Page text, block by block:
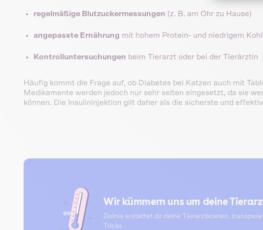
regelmäßige Blutzuckermessungen (z. B. am Ohr zu Hause)
angepasste Ernährung mit hohem Protein- und niedrigem
Kontrolluntersuchungen beim Tierarzt oder bei der Tierärztin
Häufig kommt die Frage auf, ob Diabetes bei Katzen auch mit
Medikamente werden jedoch nur sehr selten eingesetzt, da sie
können. Die Insulininjektion gilt daher als die sicherste und
Wir kümmern uns um deine
Dalma erstattet dir deine Tierarztkosten,
Tricks.